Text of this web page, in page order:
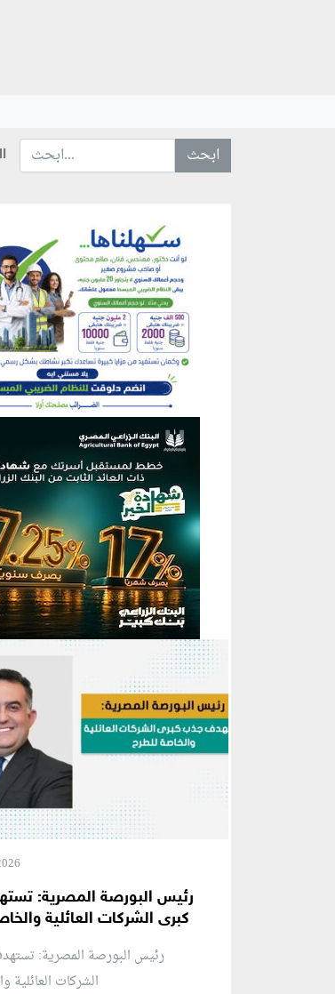
ابحث عن... :
منطقة
منطقة
رئيس البورصة المصرية:
كبرى الشركات العائلية
رئيس البورصة المصرية:
الشركات العائلية